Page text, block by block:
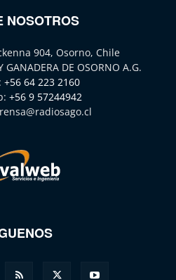
NOSOTROS
904, Osorno, Chile
GANADERA DE OSORNO A.G.
+56 64 223 2160
+56 9 57244942